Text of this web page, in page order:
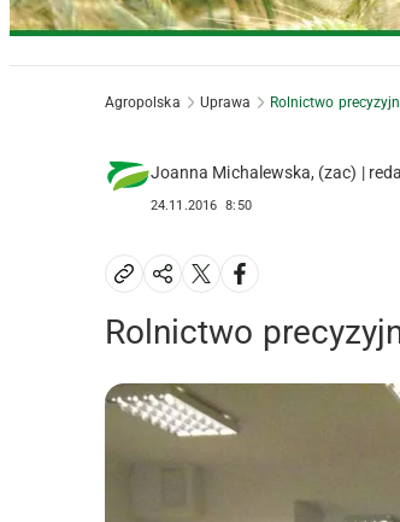
Agropolska Uprawa Rolnictwo
Joanna Michalewska, (zac) |
24.11.2016 8:50
Rolnictwo